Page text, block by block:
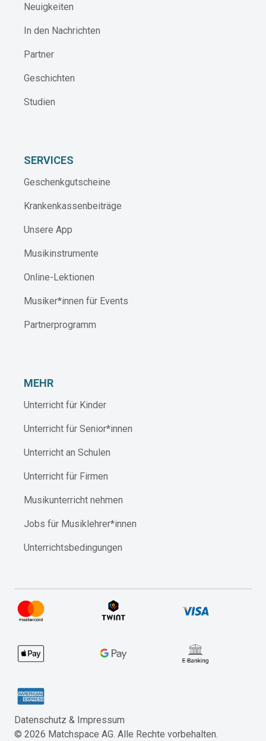
Neuigkeiten
In den Nachrichten
Partner
Geschichten
Studien
SERVICES
Geschenkgutscheine
Krankenkassenbeiträge
Unsere App
Musikinstrumente
Online-Lektionen
Musiker*innen für Events
Partnerprogramm
MEHR
Unterricht für Kinder
Unterricht für Senior*innen
Unterricht an Schulen
Unterricht für Firmen
Musikunterricht nehmen
Jobs für Musiklehrer*innen
Unterrichtsbedingungen
© 2026 Matchspace AG. Alle Rechte vorbehalten.
Datenschutz & Impressum​